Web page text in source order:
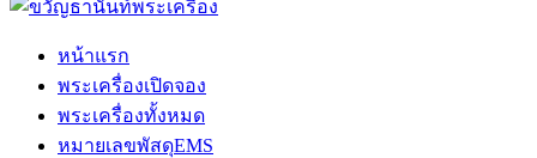
หน้าแรก
พระเครื่องเปิดจอง
พระเครื่องทั้งหมด
หมายเลขพัสดุEMS